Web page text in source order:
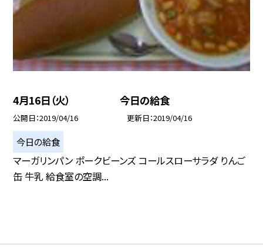
4月16日（火） 今日の給食
公開日 2019/04/16 更新日 2019/04/16
今日の給食
マーガリンパン ポークビーンズ コールスローサラダ りんご
缶 牛乳 給食室の空調...